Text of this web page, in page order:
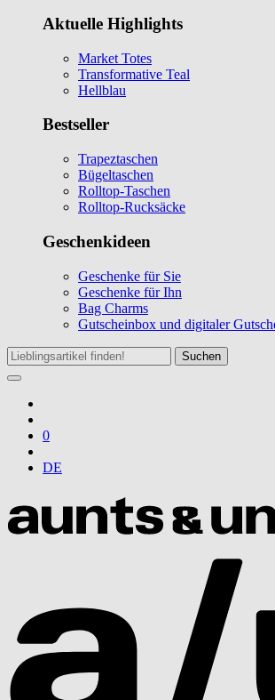
Aktuelle Highlights
Market Totes
Transformative Teal
Hellblau
Bestseller
Trapeztaschen
Bügeltaschen
Rolltop-Taschen
Rolltop-Rucksäcke
Geschenkideen
Geschenke für Sie
Geschenke für Ihn
Bag Charms
Gutscheinbox und digitaler
Suchen
0
DE